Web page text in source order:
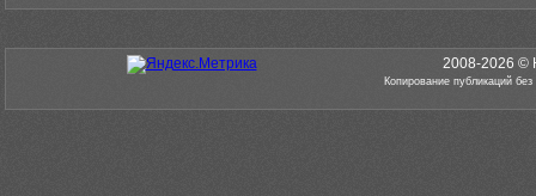
2008-2026 ©
Копирование публикаций